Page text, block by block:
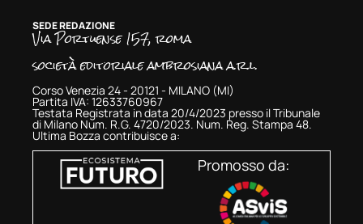
SEDE REDAZIONE
Via Portuense 157, roma
società editoriale ambrosiana a.r.l.
Corso Venezia 24 - 20121 - MILANO (MI)
Partita IVA: 12633760967
Testata Registrata in data 20/4/2023 presso il Tribunale
di Milano Num. R.G. 4720/2023. Num. Reg. Stampa 48.
Ultima Bozza contribuisce a:
Promosso da: